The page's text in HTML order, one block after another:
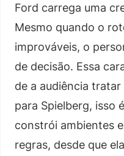
Ford carrega uma
Mesmo quando o
improváveis, o
de decisão. Essa
de a audiência
para Spielberg, isso
constrói ambientes
regras, desde que